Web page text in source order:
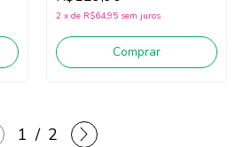
2 x de R$64,95 sem juros
Comprar
1 / 2